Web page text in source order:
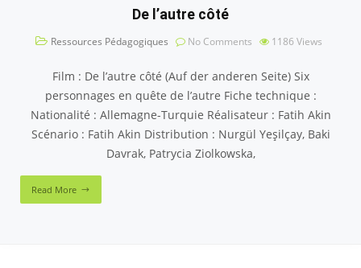
De l’autre côté
Ressources Pédagogiques No Comments 1186 Views
Film : De l’autre côté (Auf der anderen Seite) Six
personnages en quête de l’autre Fiche technique :
Nationalité : Allemagne-Turquie Réalisateur : Fatih Akin
Scénario : Fatih Akin Distribution : Nurgül Yeşilçay, Baki
Davrak, Patrycia Ziolkowska,
Read More